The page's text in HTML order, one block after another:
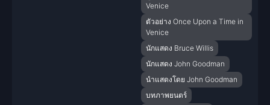
Venice
ตัวอย่าง Once Upon a Time in
Venice
นักแสดง Bruce Willis
นักแสดง John Goodman
นำแสดงโดย John Goodman
บทภาพยนตร์